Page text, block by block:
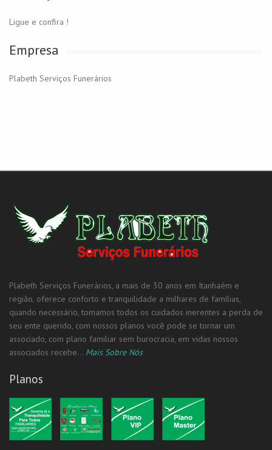
Ligue e confira !
Empresa
Plabeth Serviços Funerários
Plabeth Serviços Funerários, a mais de 30 anos em Itanhaém e
região, oferece conforto e tranquilidade a milhares de famílias,
quando necessário, tomamos todos os cuidados inerentes a perda de
seu ente querido, com nossos planos você pode se tornar um
associado, com plano familiar sem burocracia, em vidas nossos
associados recebe... Mais Sobre Nós
Planos